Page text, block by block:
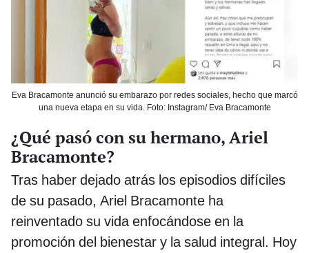
Eva Bracamonte anunció su embarazo por redes sociales, hecho que marcó
una nueva etapa en su vida. Foto: Instagram/ Eva Bracamonte
¿Qué pasó con su hermano, Ariel
Bracamonte?
Tras haber dejado atrás los episodios difíciles
de su pasado, Ariel Bracamonte ha
reinventado su vida enfocándose en la
promoción del bienestar y la salud integral. Hoy